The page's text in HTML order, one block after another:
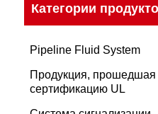
Категории
Pipeline Fluid System
Продукция, прошедшая
сертификацию UL